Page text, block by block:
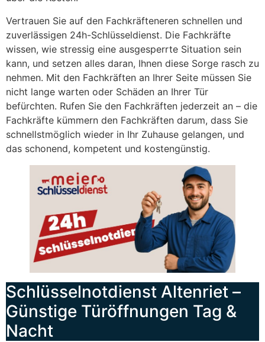
Vertrauen Sie auf den Fachkräfteneren schnellen und
zuverlässigen 24h-Schlüsseldienst. Die Fachkräfte
wissen, wie stressig eine ausgesperrte Situation sein
kann, und setzen alles daran, Ihnen diese Sorge rasch zu
nehmen. Mit den Fachkräften an Ihrer Seite müssen Sie
nicht lange warten oder Schäden an Ihrer Tür
befürchten. Rufen Sie den Fachkräften jederzeit an – die
Fachkräfte kümmern den Fachkräften darum, dass Sie
schnellstmöglich wieder in Ihr Zuhause gelangen, und
das schonend, kompetent und kostengünstig.
Schlüsselnotdienst Altenriet –
Günstige Türöffnungen Tag &
Nacht